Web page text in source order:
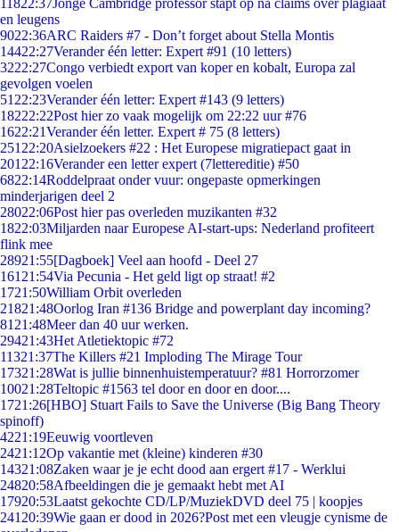
11822:37Jonge Cambridge professor stapt op na claims over plagiaat
en leugens
9022:36ARC Raiders #7 - Don’t forget about Stella Montis
14422:27Verander één letter: Expert #91 (10 letters)
3222:27Congo verbiedt export van koper en kobalt, Europa zal
gevolgen voelen
51 22:23Verander één letter: Expert #143 (9 letters)
18222:22Post hier zo vaak mogelijk om 22:22 uur #76
1622:21Verander één letter. Expert # 75 (8 letters)
251 22:20Asielzoekers #22 : Het Europese migratiepact gaat in
201 22:16Verander een letter expert (7lettereditie) #50
6822:14Roddelpraat onder vuur: ongepaste opmerkingen
minderjarigen deel 2
28022:06Post hier pas overleden muzikanten #32
1822:03Miljarden naar Europese AI-start-ups: Nederland profiteert
flink mee
28921:55[Dagboek] Veel aan hoofd - Deel 27
161 21:54Via Pecunia - Het geld ligt op straat! #2
1721:50William Orbit overleden
21821:48Oorlog Iran #136 Bridge and powerplant day incoming?
81 21:48Meer dan 40 uur werken.
29421:43Het Atletiektopic #72
11321:37The Killers #21 Imploding The Mirage Tour
17321:28Wat is jullie binnenhuistemperatuur? #81 Horrorzomer
10021:28Teltopic #1563 tel door en door en door....
1721:26[HBO] Stuart Fails to Save the Universe (Big Bang Theory
spinoff)
4221:19Eeuwig voortleven
2421:12Op vakantie met (kleine) kinderen #30
14321:08Zaken waar je je echt dood aan ergert #17 - Werklui
24820:58Afbeeldingen die je gemaakt hebt met AI
17920:53Laatst gekochte CD/LP/MuziekDVD deel 75 | koopjes
241 20:39Wie gaan er dood in 2026?Post met een vleugje cynisme de